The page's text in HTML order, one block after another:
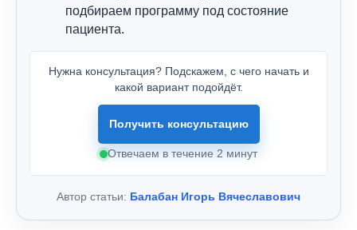
подбираем программу под состояние
пациента.
Нужна консультация? Подскажем, с чего начать и
какой вариант подойдёт.
Получить консультацию
Отвечаем в течение 2 минут
Автор статьи: Балабан Игорь Вячеславович